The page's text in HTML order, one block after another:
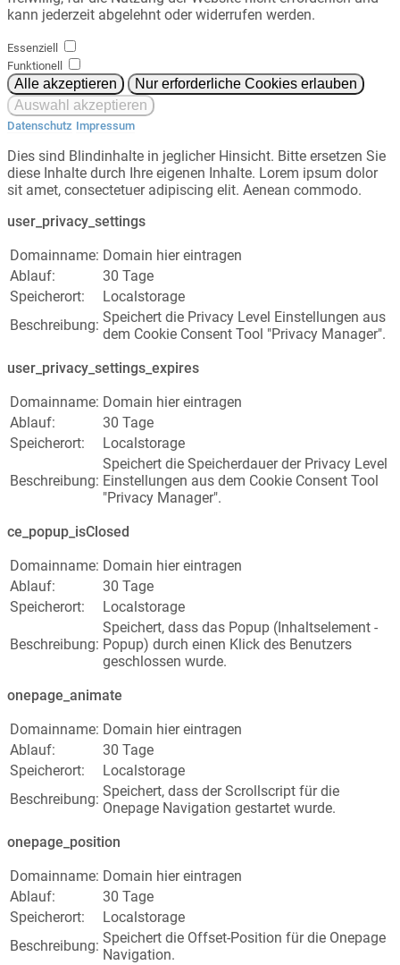
kann jederzeit abgelehnt oder widerrufen werden.
Essenziell
Funktionell
Datenschutz Impressum
Dies sind Blindinhalte in jeglicher Hinsicht. Bitte ersetzen Sie
diese Inhalte durch Ihre eigenen Inhalte. Lorem ipsum dolor
sit amet, consectetuer adipiscing elit. Aenean commodo.
user_privacy_settings
Domainname: Domain hier eintragen
Ablauf:
30 Tage
Speicherort:
Localstorage
Beschreibung: Speichert die Privacy Level Einstellungen aus
dem Cookie Consent Tool "Privacy Manager".
user_privacy_settings_expires
Domainname: Domain hier eintragen
Ablauf:
30 Tage
Speicherort:
Localstorage
Beschreibung:
Speichert die Speicherdauer der Privacy Level
Einstellungen aus dem Cookie Consent Tool
"Privacy Manager".
ce_popup_isClosed
Domainname: Domain hier eintragen
Ablauf:
30 Tage
Speicherort:
Localstorage
Beschreibung:
Speichert, dass das Popup (Inhaltselement -
Popup) durch einen Klick des Benutzers
geschlossen wurde.
onepage_animate
Domainname: Domain hier eintragen
Ablauf:
30 Tage
Speicherort:
Localstorage
Beschreibung: Speichert, dass der Scrollscript für die
Onepage Navigation gestartet wurde.
onepage_position
Domainname: Domain hier eintragen
Ablauf:
30 Tage
Speicherort:
Localstorage
Beschreibung: Speichert die Offset-Position für die Onepage
Navigation.